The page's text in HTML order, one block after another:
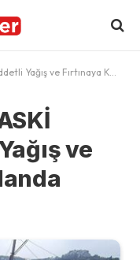
ve Fırtınaya Karşı Alanda
ve